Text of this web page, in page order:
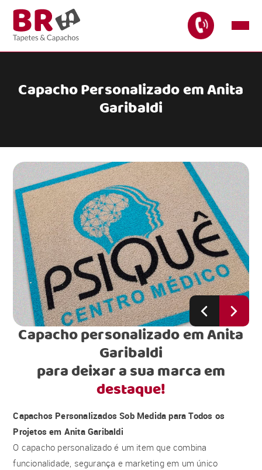
Capacho Personalizado em Anita
Garibaldi
Capacho personalizado em Anita
Garibaldi
para deixar a sua marca em
destaque!
Capachos Personalizados Sob Medida para Todos os
Projetos em Anita Garibaldi
O capacho personalizado é um item que combina
funcionalidade, segurança e marketing em um único